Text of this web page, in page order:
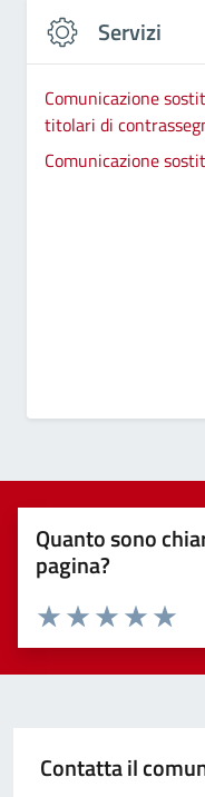
Servizi
Comunicazione
titolari di
Comunicazione
Quanto sono
pagina?
Valuta
Valuta 4
Valuta 3 stelle
Valuta 2 stelle su
Valuta 1 stelle su 5
Contatta il